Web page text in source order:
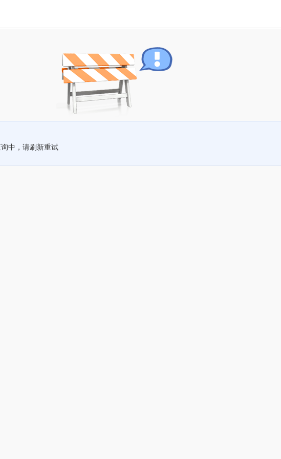
中，请刷新重试